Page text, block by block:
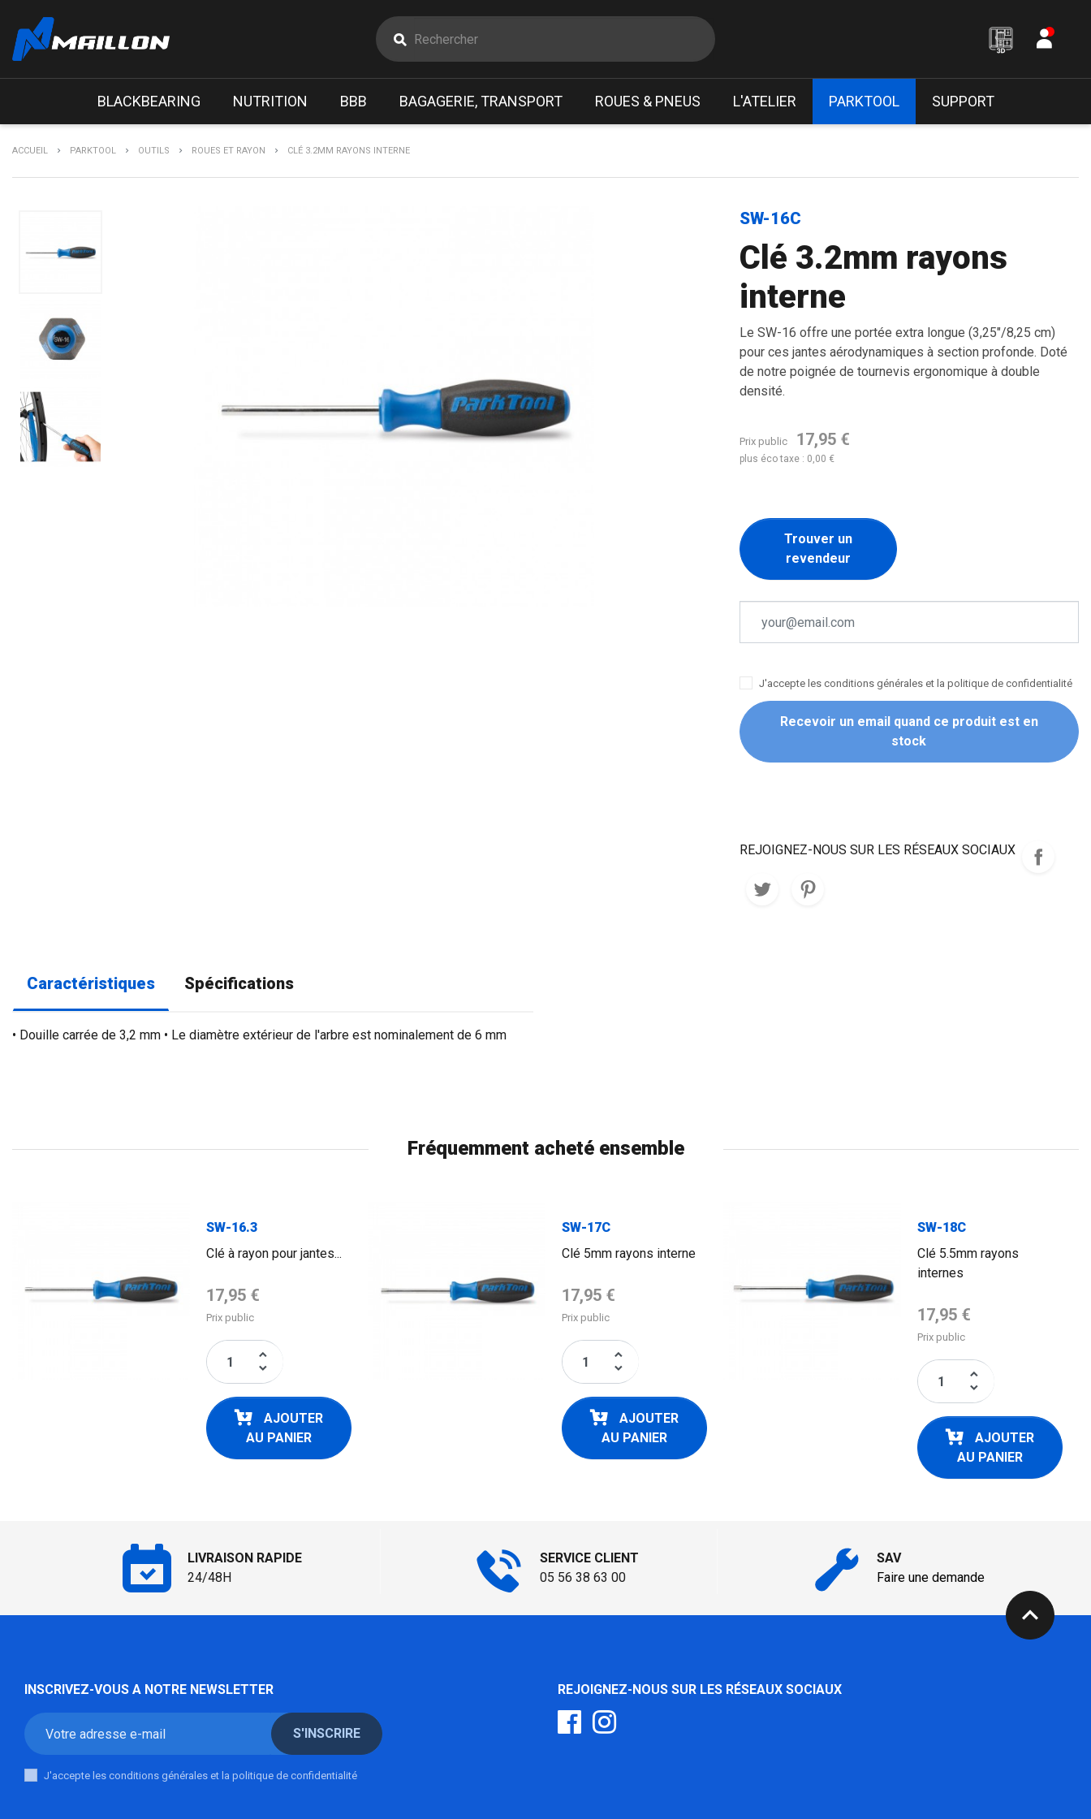
BLACKBEARING NUTRITION BBB BAGAGERIE, TRANSPORT ROUES & PNEUS L'ATELIER PARKTOOL SUPPORT
ACCUEIL PARKTOOL OUTILS ROUES ET RAYON CLÉ 3.2MM RAYONS INTERNE
SW-16C
Clé 3.2mm rayons
interne
Le SW-16 offre une portée extra longue (3,25"/8,25 cm)
pour ces jantes aérodynamiques à section profonde. Doté
de notre poignée de tournevis ergonomique à double
densité.
Prix public 17,95 €
plus éco taxe : 0,00 €
Trouver un
revendeur
J'accepte les conditions générales et la politique de confidentialité
Recevoir un email quand ce produit est en
stock
REJOIGNEZ-NOUS SUR LES RÉSEAUX SOCIAUX
Caractéristiques Spécifications
• Douille carrée de 3,2 mm • Le diamètre extérieur de l'arbre est nominalement de 6 mm
Fréquemment acheté ensemble
SW-16.3
Clé à rayon pour jantes...
Prix de base
17,95 €
Prix public
keyboard_arrow_up
keyboard_arrow_down
AJOUTER
AU PANIER
SW-17C
Clé 5mm rayons interne
Prix de base
17,95 €
Prix public
keyboard_arrow_up
keyboard_arrow_down
AJOUTER
AU PANIER
SW-18C
Clé 5.5mm rayons
internes
Prix de base
17,95 €
Prix public
keyboard_arrow_up
keyboard_arrow_down
AJOUTER
AU PANIER
LIVRAISON RAPIDE
24/48H
SERVICE CLIENT
05 56 38 63 00
SAV
Faire une demande
expand_less
INSCRIVEZ-VOUS A NOTRE NEWSLETTER
S'INSCRIRE
J'accepte les conditions générales et la politique de confidentialité
REJOIGNEZ-NOUS SUR LES RÉSEAUX SOCIAUX